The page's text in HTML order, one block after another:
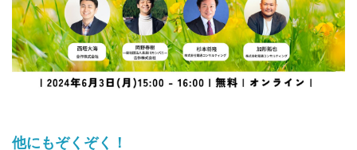
他にもぞくぞく！